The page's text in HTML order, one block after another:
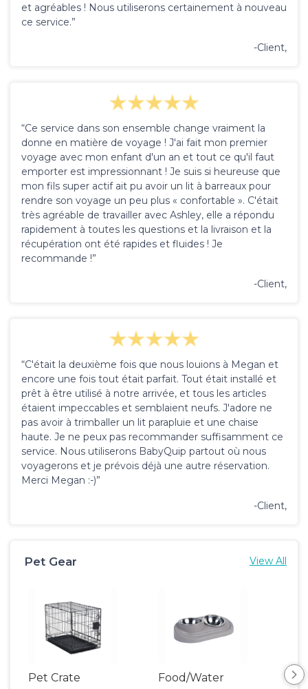
et agréables ! Nous utiliserons certainement à nouveau
ce service.”
-Client,
“Ce service dans son ensemble change vraiment la
donne en matière de voyage ! J'ai fait mon premier
voyage avec mon enfant d'un an et tout ce qu'il faut
emporter est impressionnant ! Je suis si heureuse que
mon fils super actif ait pu avoir un lit à barreaux pour
rendre son voyage un peu plus « confortable ». C'était
très agréable de travailler avec Ashley, elle a répondu
rapidement à toutes les questions et la livraison et la
récupération ont été rapides et fluides ! Je
recommande !”
-Client,
“C'était la deuxième fois que nous louions à Megan et
encore une fois tout était parfait. Tout était installé et
prêt à être utilisé à notre arrivée, et tous les articles
étaient impeccables et semblaient neufs. J'adore ne
pas avoir à trimballer un lit parapluie et une chaise
haute. Je ne peux pas recommander suffisamment ce
service. Nous utiliserons BabyQuip partout où nous
voyagerons et je prévois déjà une autre réservation.
Merci Megan :-)”
-Client,
Pet Gear View All
Pet Crate
Food/Water